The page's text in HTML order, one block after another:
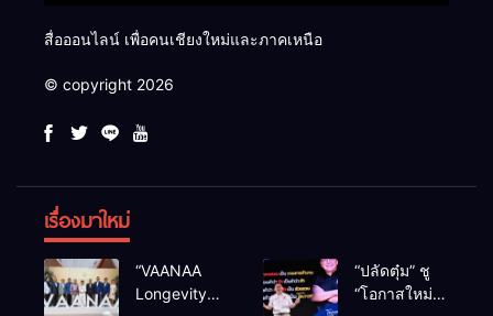
สื่อออนไลน์ เพื่อคนเชียงใหม่และภาคเหนือ
© copyright 2026
เรื่องมาใหม่
“VAANAA
Longevity
“ปลัดตุ๋ม” ชู
“โอกาสใหม่”